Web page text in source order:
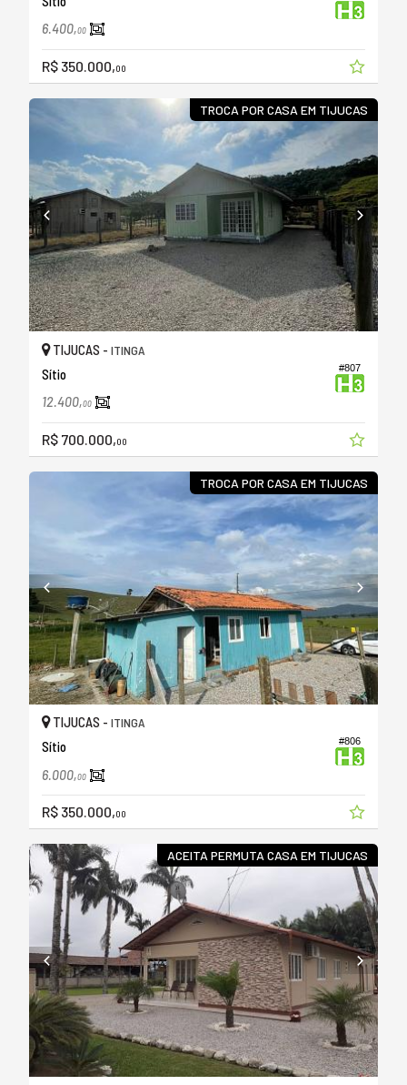
6.400,00
R$ 350.000,00
TROCA POR CASA EM TIJUCAS
#807
TIJUCAS - ITINGA
Sítio
12.400,00
R$ 700.000,00
TROCA POR CASA EM TIJUCAS
#806
TIJUCAS - ITINGA
Sítio
6.000,00
R$ 350.000,00
ACEITA PERMUTA CASA EM TIJUCAS